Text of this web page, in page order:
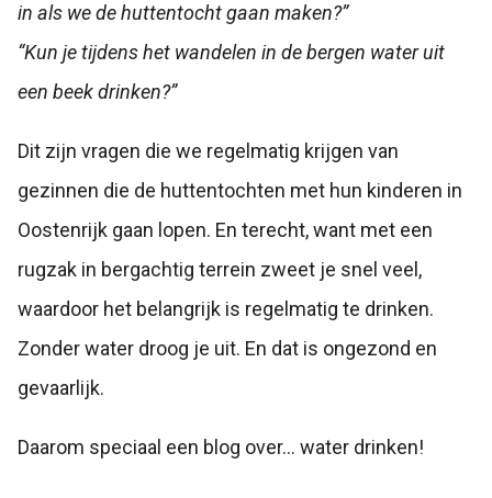
in als we de huttentocht gaan maken?”
“Kun je tijdens het wandelen in de bergen water uit
een beek drinken?”
Dit zijn vragen die we regelmatig krijgen van
gezinnen die de huttentochten met hun kinderen in
Oostenrijk gaan lopen. En terecht, want met een
rugzak in bergachtig terrein zweet je snel veel,
waardoor het belangrijk is regelmatig te drinken.
Zonder water droog je uit. En dat is ongezond en
gevaarlijk.
Daarom speciaal een blog over… water drinken!